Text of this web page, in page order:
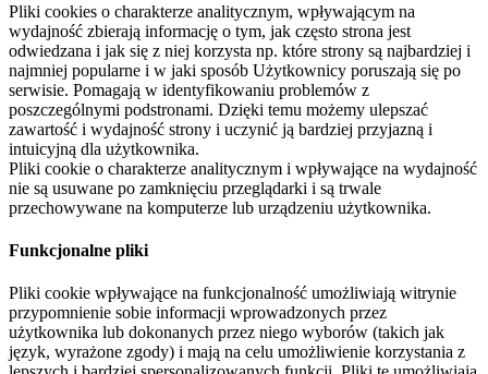
Pliki cookies o charakterze analitycznym, wpływającym na
wydajność zbierają informację o tym, jak często strona jest
odwiedzana i jak się z niej korzysta np. które strony są najbardziej i
najmniej popularne i w jaki sposób Użytkownicy poruszają się po
serwisie. Pomagają w identyfikowaniu problemów z
poszczególnymi podstronami. Dzięki temu możemy ulepszać
zawartość i wydajność strony i uczynić ją bardziej przyjazną i
intuicyjną dla użytkownika.
Pliki cookie o charakterze analitycznym i wpływające na wydajność
nie są usuwane po zamknięciu przeglądarki i są trwale
przechowywane na komputerze lub urządzeniu użytkownika.
Funkcjonalne pliki
Pliki cookie wpływające na funkcjonalność umożliwiają witrynie
przypomnienie sobie informacji wprowadzonych przez
użytkownika lub dokonanych przez niego wyborów (takich jak
język, wyrażone zgody) i mają na celu umożliwienie korzystania z